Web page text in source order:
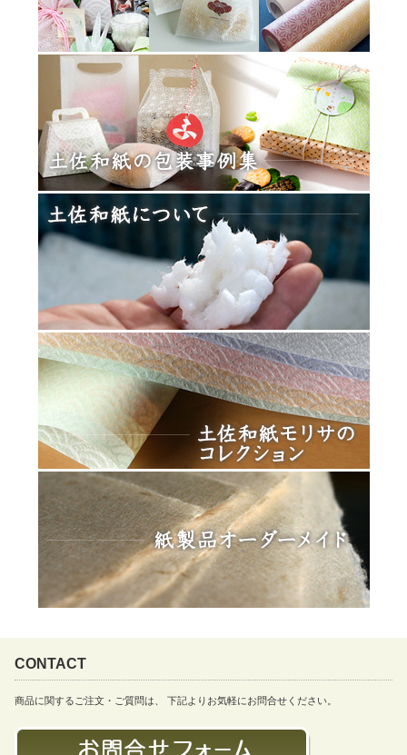
CONTACT
商品に関するご注文・ご質問は、 下記よりお気軽にお問合せください。